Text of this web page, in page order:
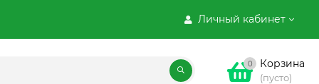
Личный кабинет
0 Корзина
(пусто)